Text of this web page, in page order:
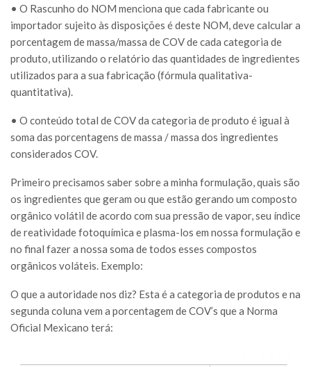
• O Rascunho do NOM menciona que cada fabricante ou
importador sujeito às disposições é deste NOM, deve calcular a
porcentagem de massa/massa de COV de cada categoria de
produto, utilizando o relatório das quantidades de ingredientes
utilizados para a sua fabricação (fórmula qualitativa-
quantitativa).
• O conteúdo total de COV da categoria de produto é igual à
soma das porcentagens de massa / massa dos ingredientes
considerados COV.
Primeiro precisamos saber sobre a minha formulação, quais são
os ingredientes que geram ou que estão gerando um composto
orgânico volátil de acordo com sua pressão de vapor, seu índice
de reatividade fotoquímica e plasma-los em nossa formulação e
no final fazer a nossa soma de todos esses compostos
orgânicos voláteis. Exemplo:
O que a autoridade nos diz? Esta é a categoria de produtos e na
segunda coluna vem a porcentagem de COV’s que a Norma
Oficial Mexicano terá: